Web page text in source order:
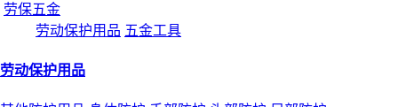
劳保五金
劳动保护用品 五金工具
劳动保护用品